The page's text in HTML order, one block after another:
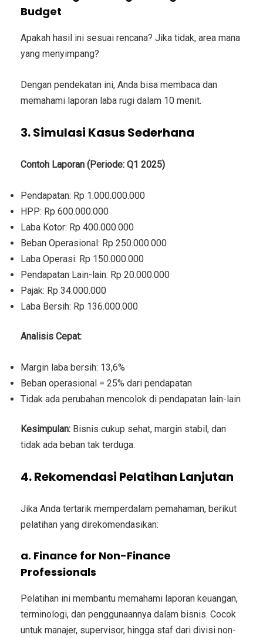
Budget
Apakah hasil ini sesuai rencana? Jika tidak, area mana
yang menyimpang?
Dengan pendekatan ini, Anda bisa membaca dan
memahami laporan laba rugi dalam 10 menit.
3. Simulasi Kasus Sederhana
Contoh Laporan (Periode: Q1 2025)
Pendapatan: Rp 1.000.000.000
HPP: Rp 600.000.000
Laba Kotor: Rp 400.000.000
Beban Operasional: Rp 250.000.000
Laba Operasi: Rp 150.000.000
Pendapatan Lain-lain: Rp 20.000.000
Pajak: Rp 34.000.000
Laba Bersih: Rp 136.000.000
Analisis Cepat:
Margin laba bersih: 13,6%
Beban operasional = 25% dari pendapatan
Tidak ada perubahan mencolok di pendapatan lain-lain
Kesimpulan: Bisnis cukup sehat, margin stabil, dan
tidak ada beban tak terduga.
4. Rekomendasi Pelatihan Lanjutan
Jika Anda tertarik memperdalam pemahaman, berikut
pelatihan yang direkomendasikan:
a. Finance for Non-Finance
Professionals
Pelatihan ini membantu memahami laporan keuangan,
terminologi, dan penggunaannya dalam bisnis. Cocok
untuk manajer, supervisor, hingga staf dari divisi non-